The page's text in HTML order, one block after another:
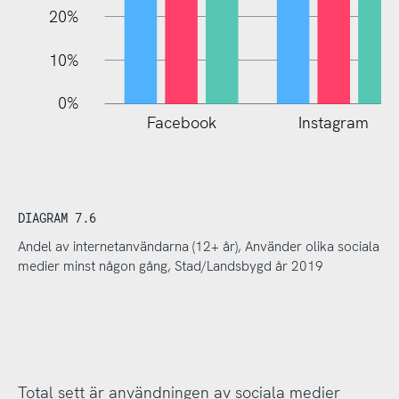
20%
10%
0%
Facebook Instagram
DIAGRAM 7.6
Andel av internetanvändarna (12+ år), Använder olika sociala
medier minst någon gång, Stad/Landsbygd år 2019
Total sett är användningen av sociala medier